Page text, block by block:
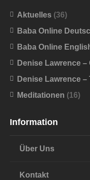
Aktuelles (36)
Baba Online
Baba Online
Denise Lawrence –
Denise Lawrence –
Meditationen (16)
Information
Über Uns
Kontakt